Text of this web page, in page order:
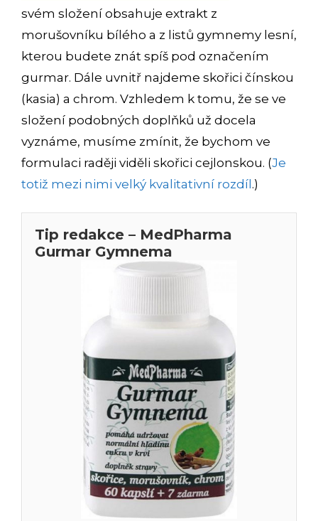
svém složení obsahuje extrakt z
morušovníku bílého a z listů gymnemy lesní,
kterou budete znát spíš pod označením
gurmar. Dále uvnitř najdeme skořici čínskou
(kasia) a chrom. Vzhledem k tomu, že se ve
složení podobných doplňků už docela
vyznáme, musíme zmínit, že bychom ve
formulaci raději viděli skořici cejlonskou. (Je
totiž mezi nimi velký kvalitativní rozdíl.)
Tip redakce – MedPharma
Gurmar Gymnema